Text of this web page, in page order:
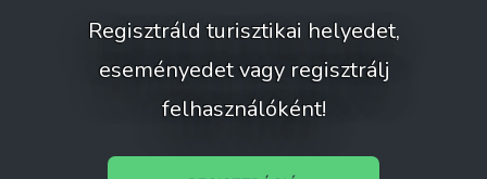
Regisztráld turisztikai helyedet,
eseményedet vagy regisztrálj
felhasználóként!